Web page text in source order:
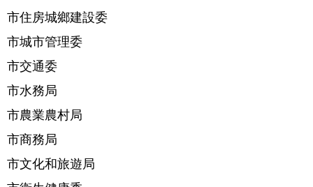
市住房城鄉建設委
市城市管理委
市交通委
市水務局
市農業農村局
市商務局
市文化和旅遊局